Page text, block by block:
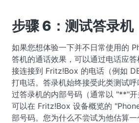
步骤 6：测试答录机
如果您想体验一下并不日常使用的
答机的通话效果，可以通过电话应答
接连接到 Fritz!Box 的电话（例如
打电话。答录机始终接受此类测试呼
过答录机的内部号码（通常以 "**"
可以在 Fritz!Box 设备概览的
部号码。您为什么不尝试为他估算